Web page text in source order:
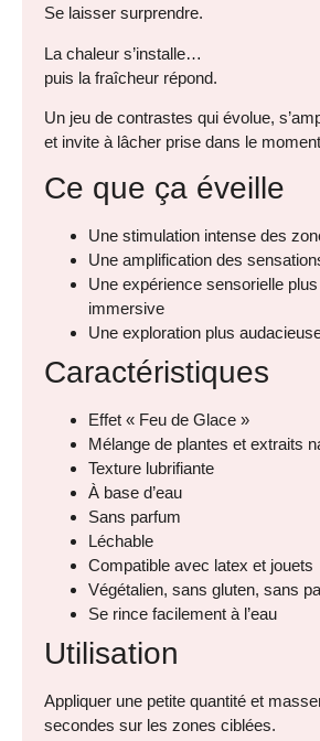
Se laisser surprendre.
La chaleur s’installe…
puis la fraîcheur répond.
Un jeu de contrastes qui évolue,
et invite à lâcher prise dans le
Ce que ça éveille
Une stimulation intense des
Une amplification des
Une expérience sensorielle
immersive
Une exploration plus
Caractéristiques
Effet « Feu de Glace »
Mélange de plantes et extraits
Texture lubrifiante
À base d’eau
Sans parfum
Léchable
Compatible avec latex et jouets
Végétalien, sans gluten, sans
Se rince facilement à l’eau
Utilisation
Appliquer une petite quantité et
secondes sur les zones ciblées.